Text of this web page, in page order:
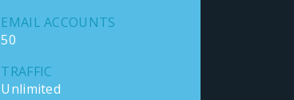
EMAIL ACCOUNTS
50
TRAFFIC
Unlimited